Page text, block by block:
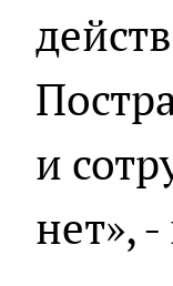
и
нет»,